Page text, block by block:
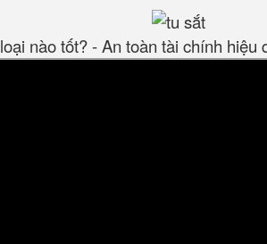
loại nào tốt? - An toàn tài chính hiệu